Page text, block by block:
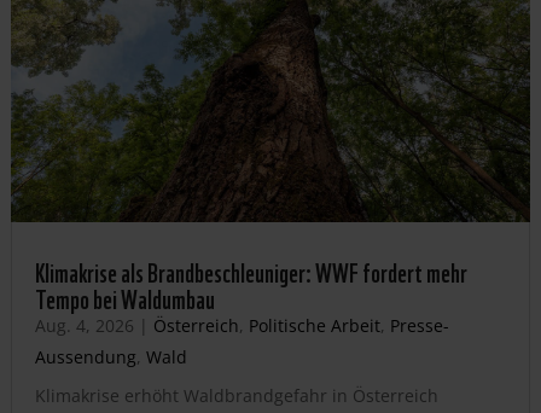
Klimakrise als Brandbeschleuniger: WWF fordert mehr
Tempo bei Waldumbau
Aug. 4, 2026 | Österreich, Politische Arbeit, Presse-
Aussendung, Wald
Klimakrise erhöht Waldbrandgefahr in Österreich